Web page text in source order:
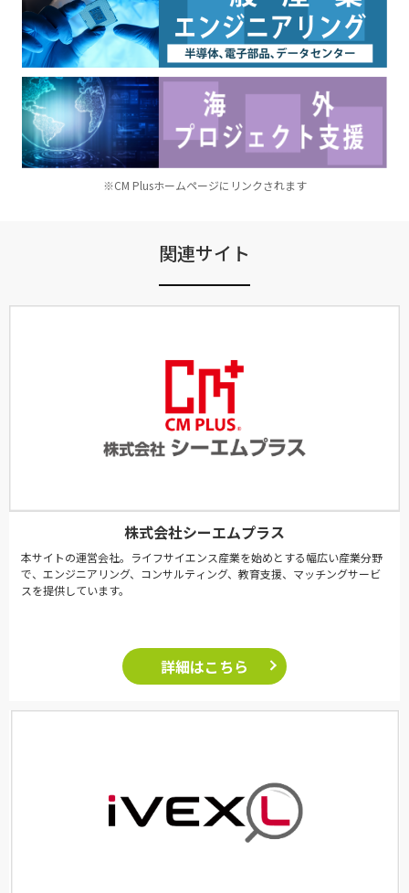
※CM Plusホームページにリンクされます
関連サイト
株式会社シーエムプラス
本サイトの運営会社。ライフサイエンス産業を始めとする幅広い産業分野
で、エンジニアリング、コンサルティング、教育支援、マッチングサービ
スを提供しています。
詳細はこちら